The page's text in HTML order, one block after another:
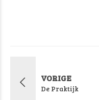
VORIGE
De Praktijk